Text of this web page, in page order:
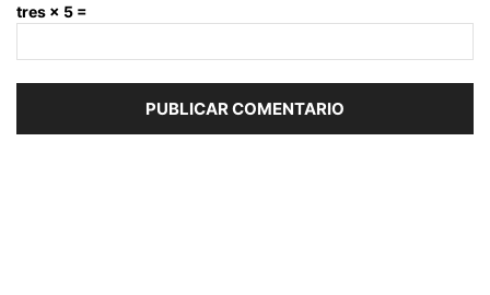
tres × 5 =